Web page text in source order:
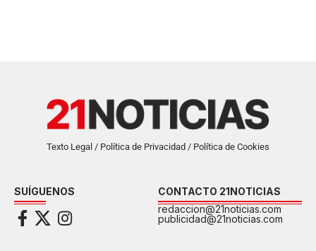
Texto Legal / Política de Privacidad / Política de Cookies
SUÍGUENOS
CONTACTO 21NOTICIAS
redaccion@21noticias.com
publicidad@21noticias.com